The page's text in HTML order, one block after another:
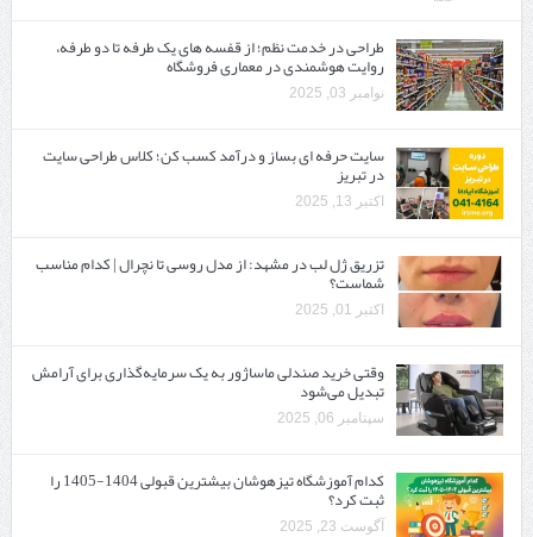
طراحی در خدمت نظم؛ از قفسه ‌های یک‌ طرفه تا دو طرفه،
روایت هوشمندی در معماری فروشگاه
نوامبر 03, 2025
سایت حرفه ‌ای بساز و درآمد کسب کن؛ کلاس طراحی سایت
در تبریز
اکتبر 13, 2025
تزریق ژل لب در مشهد: از مدل روسی تا نچرال | کدام مناسب
شماست؟
اکتبر 01, 2025
وقتی خرید صندلی ماساژور به یک سرمایه‌گذاری برای آرامش
تبدیل می‌شود
سپتامبر 06, 2025
کدام آموزشگاه تیزهوشان بیشترین قبولی 1404-1405 را
ثبت کرد؟
آگوست 23, 2025